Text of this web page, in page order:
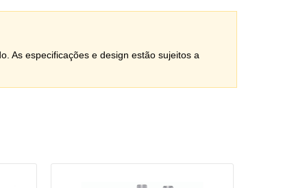
As especificações e design estão sujeitos a